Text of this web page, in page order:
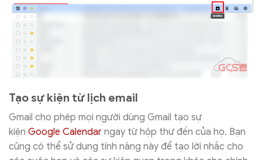
Tạo sự kiện từ lịch email
Gmail cho phép mọi người dùng Gmail tạo sự
kiện Google Calendar ngay từ hộp thư đến của họ. Bạn
cũng có thể sử dụng tính năng này để tạo lời nhắc cho